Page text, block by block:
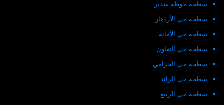
سطحة حوطة سدير
سطحة حي الأزدهار
سطحة حي الأمانة
سطحة حي التعاون
سطحة حي الخزامي
سطحة حي الرائد
سطحة حي الربيع